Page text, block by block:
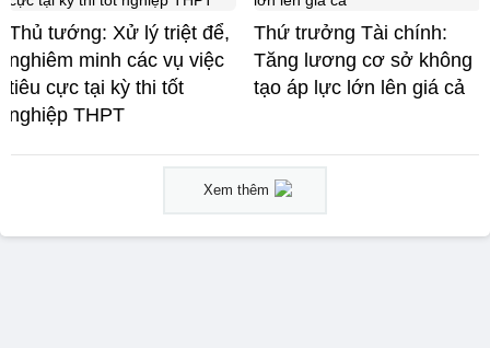
Thủ tướng: Xử lý triệt để,
nghiêm minh các vụ việc
tiêu cực tại kỳ thi tốt
nghiệp THPT
Thứ trưởng Tài chính:
Tăng lương cơ sở không
tạo áp lực lớn lên giá cả
Xem thêm